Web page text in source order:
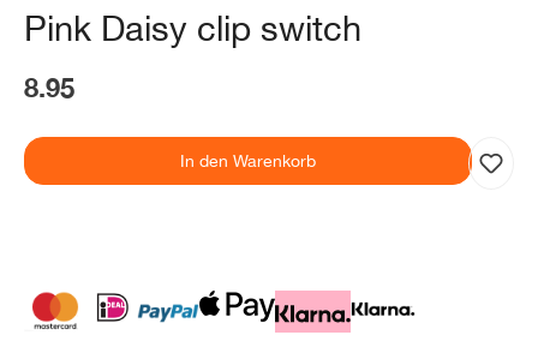
Pink Daisy clip switch
8.95
In den Warenkorb